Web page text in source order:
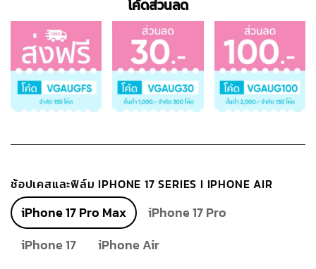
โค้ดส่วนลด
ช้อปเคสและฟิล์ม IPHONE 17 SERIES I IPHONE AIR
iPhone 17 Pro Max
iPhone 17 Pro
iPhone 17
iPhone Air